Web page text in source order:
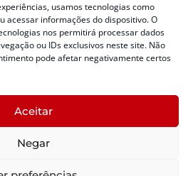
usamos tecnologias como
acessar informações do dispositivo. O
nos permitirá processar dados
ou IDs exclusivos neste site. Não
pode afetar negativamente certos
Aceitar
Negar
Santa Catarina
SC